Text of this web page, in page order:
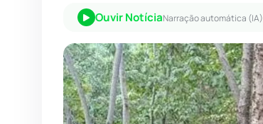
Ouvir NotíciaNarração automática (IA)